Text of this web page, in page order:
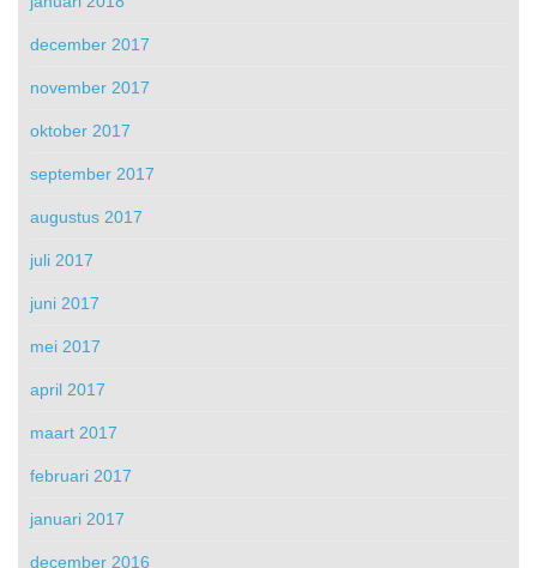
december 2017
november 2017
oktober 2017
september 2017
augustus 2017
juli 2017
juni 2017
mei 2017
april 2017
maart 2017
februari 2017
januari 2017
december 2016